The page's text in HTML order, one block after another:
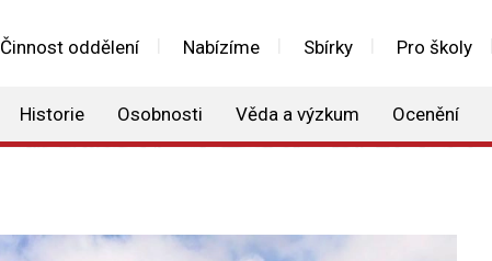
Činnost oddělení Nabízíme Sbírky Pro školy
Historie Osobnosti Věda a výzkum Ocenění